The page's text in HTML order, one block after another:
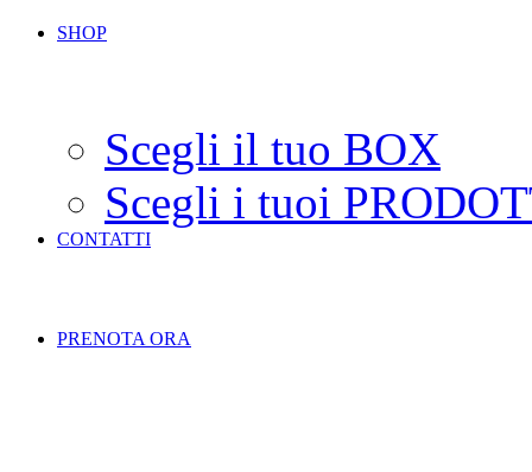
SHOP
Scegli il tuo BOX
Scegli i tuoi
CONTATTI
PRENOTA ORA